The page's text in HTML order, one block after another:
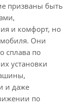
призваны быть
и комфорт, но
Они
сплава по
установки
и даже
по